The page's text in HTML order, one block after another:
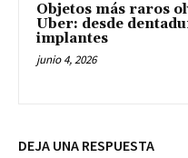
Objetos más raros
Uber: desde
implantes
junio 4, 2026
DEJA UNA RESPUESTA